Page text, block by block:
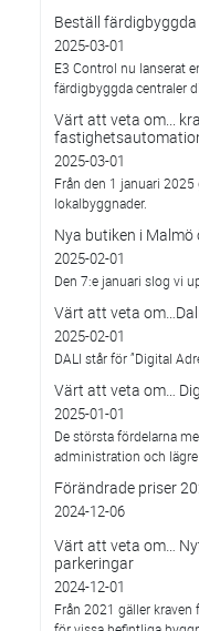
Beställ
2025-03-01
E3 Control nu lanserat
färdigbyggda centraler
Värt att veta om...
2025-03-01
Från den 1 januari
lokalbyggnader.
Nya butiken i Malmö
2025-02-01
Den 7:e januari slog vi
Värt att veta
2025-02-01
DALI står för ”Digital
Värt att veta om…
2025-01-01
De största fördelarna
administration och
Förändrade priser
2024-12-06
Värt att veta om…
parkeringar
2024-12-01
Från 2021 gäller